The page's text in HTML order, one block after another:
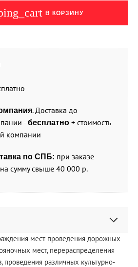
В КОРЗИНУ
. Доставка до
- бесплатно + стоимость
компании
по СПБ: при заказе
сумму свыше 40 000 р.
мест проведения дорожных
мест, перераспределения
проведения различных культурно-